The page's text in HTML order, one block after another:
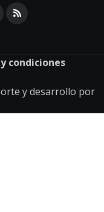
condiciones
y desarrollo por